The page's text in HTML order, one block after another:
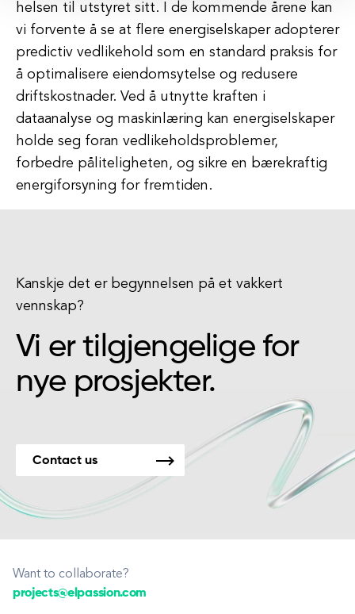
helsen til utstyret sitt. I de kommende årene kan
vi forvente å se at flere energiselskaper adopterer
predictiv vedlikehold som en standard praksis for
å optimalisere eiendomsytelse og redusere
driftskostnader. Ved å utnytte kraften i
dataanalyse og maskinlæring kan energiselskaper
holde seg foran vedlikeholdsproblemer,
forbedre påliteligheten, og sikre en bærekraftig
energiforsyning for fremtiden.
Kanskje det er begynnelsen på et vakkert
vennskap?
Vi er tilgjengelige for
nye prosjekter.
Contact us
Want to collaborate?
projects@elpassion.com